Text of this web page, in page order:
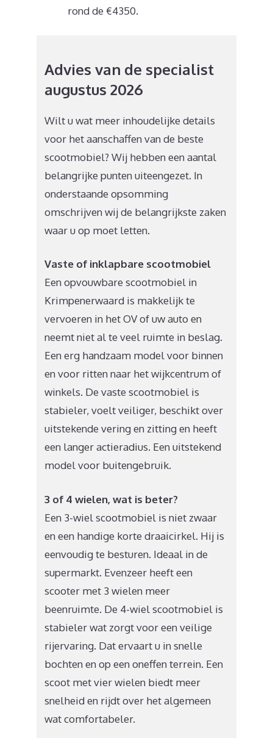
rond de €4350.
Advies van de specialist
augustus 2026
Wilt u wat meer inhoudelijke details
voor het aanschaffen van de beste
scootmobiel? Wij hebben een aantal
belangrijke punten uiteengezet. In
onderstaande opsomming
omschrijven wij de belangrijkste zaken
waar u op moet letten.
Vaste of inklapbare scootmobiel
Een opvouwbare scootmobiel in
Krimpenerwaard is makkelijk te
vervoeren in het OV of uw auto en
neemt niet al te veel ruimte in beslag.
Een erg handzaam model voor binnen
en voor ritten naar het wijkcentrum of
winkels. De vaste scootmobiel is
stabieler, voelt veiliger, beschikt over
uitstekende vering en zitting en heeft
een langer actieradius. Een uitstekend
model voor buitengebruik.
3 of 4 wielen, wat is beter?
Een 3-wiel scootmobiel is niet zwaar
en een handige korte draaicirkel. Hij is
eenvoudig te besturen. Ideaal in de
supermarkt. Evenzeer heeft een
scooter met 3 wielen meer
beenruimte. De 4-wiel scootmobiel is
stabieler wat zorgt voor een veilige
rijervaring. Dat ervaart u in snelle
bochten en op een oneffen terrein. Een
scoot met vier wielen biedt meer
snelheid en rijdt over het algemeen
wat comfortabeler.